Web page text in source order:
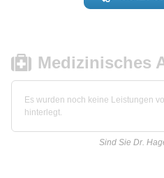
Medizinisches
Es wurden noch keine Leistungen
hinterlegt.
Sind Sie Dr.